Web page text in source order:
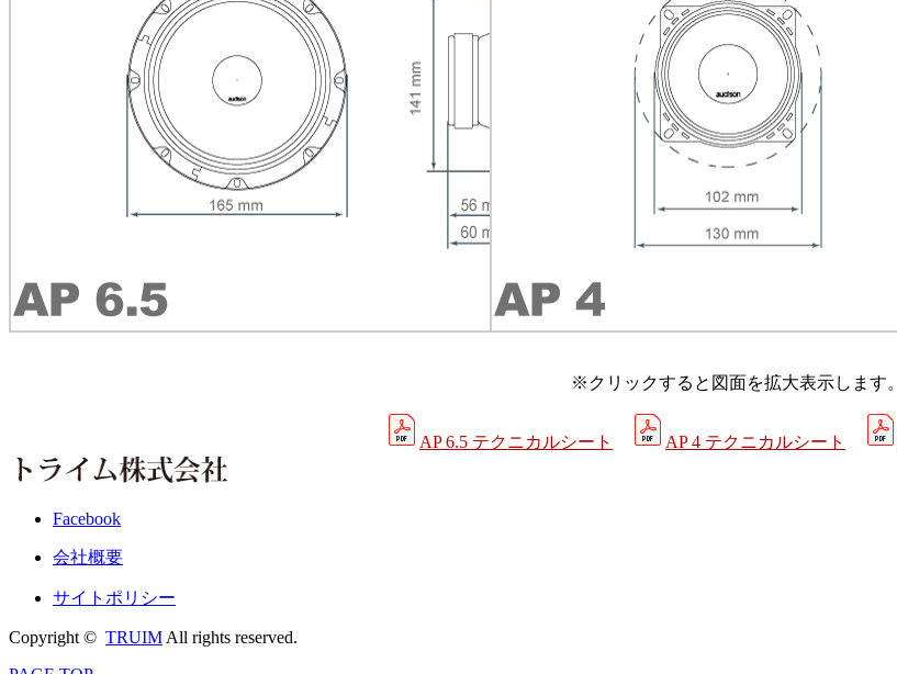
※クリックすると図面を拡大表示します。
AP 6.5 テクニカルシート AP 4 テクニカルシート
Facebook
会社概要
サイトポリシー
Copyright © TRUIM All rights reserved.